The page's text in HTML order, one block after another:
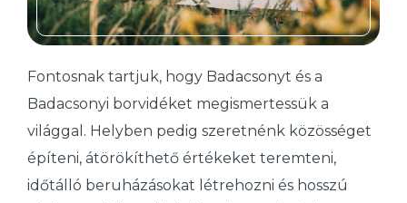
Fontosnak tartjuk, hogy Badacsonyt és a
Badacsonyi borvidéket megismertessük a
világgal. Helyben pedig szeretnénk közösséget
építeni, átörökíthető értékeket teremteni,
időtálló beruházásokat létrehozni és hosszú